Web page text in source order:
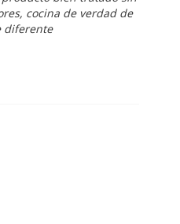
cocina de verdad de
diferente